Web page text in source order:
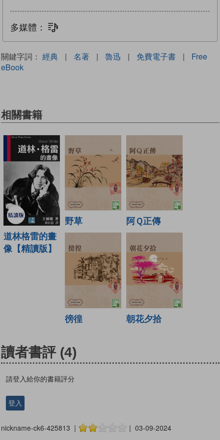
多媒體：
關鍵字詞： 經典 | 名著 | 魯迅 | 免費電子書 |
Free
eBook
相關書籍
道林格雷的畫
像【精讀版】
野草 阿Ｑ正傳
徬徨 朝花夕拾
讀者書評 (4)
請登入給你的書籍評分
登入
nickname-ck6-425813 | | 03-09-2024